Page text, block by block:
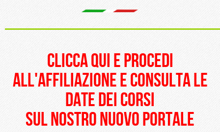
clicca qui e procedi
all'affiliazione e consulta le
date dei corsi
sul nostro nuovo portale